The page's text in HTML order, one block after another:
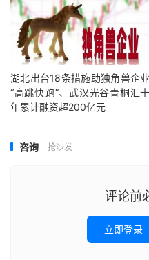
湖北出台18条措施助独角兽企业
“高跳快跑”、武汉光谷青桐汇十
年累计融资超200亿元
咨询 抢沙发
评论前
立即登录